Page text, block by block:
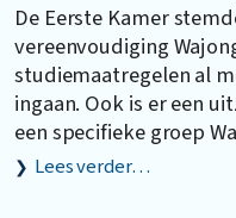
De Eerste Kamer
vereenvoudiging
studiemaatregelen al
ingaan. Ook is er een
een specifieke groep
Lees verder…